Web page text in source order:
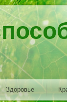
Здоровье